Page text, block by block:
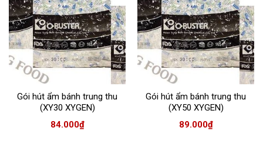
Gói hút ẩm bánh trung thu
(XY30 XYGEN)
84.000₫
Gói hút ẩm bánh trung thu
(XY50 XYGEN)
89.000₫